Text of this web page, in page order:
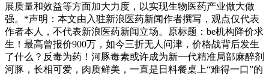
展质量和效益等方面加大力度，以实现生物医药产业做大做
强。*声明：本文由入驻新浪医药新闻作者撰写，观点仅代表
作者本人，不代表新浪医药新闻立场。原标题：be机构降价求
生！最高曾报价900万，如今三折无人问津，价格战背后发生
了什么？反毒为药！河豚毒素或许成为新一代精准局部麻醉剂
河豚，长相可爱，肉质鲜美，一直是日料餐桌上“难得一口”的